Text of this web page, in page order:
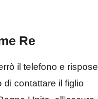
Re
il telefono e rispose
di contattare il figlio